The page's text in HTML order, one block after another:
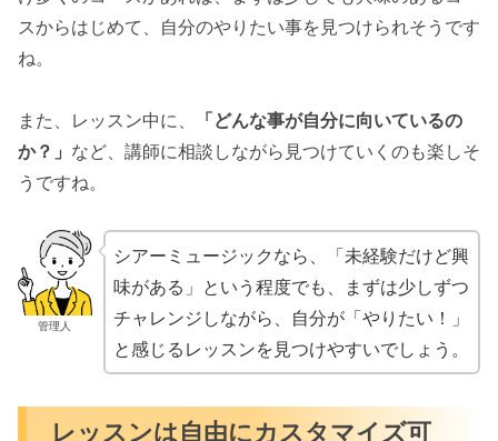
スからはじめて、自分のやりたい事を見つけられそうです
ね。
また、レッスン中に、
「どんな事が自分に向いているの
か？」 など、講師に相談しながら見つけていくのも楽しそ
うですね。
管理人
シアーミュージックなら、「未経験だけど興
味がある」という程度でも、まずは少しずつ
チャレンジしながら、自分が「やりたい！」
と感じるレッスンを見つけやすいでしょう。
レッスンは自由にカスタマイズ可